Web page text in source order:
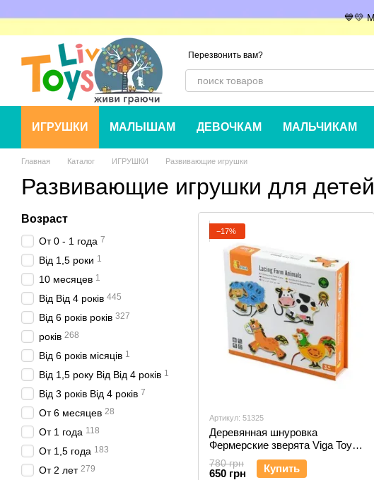
💙💛
Перезвонить вам?
ИГРУШКИ МАЛЫШАМ ДЕВОЧКАМ МАЛЬЧИКАМ
Главная Каталог ИГРУШКИ Развивающие игрушки
Развивающие игрушки для детей
−17%
Артикул: 51325
Деревянная шнуровка
Фермерские зверята Viga Toys
(51325)
780 грн
650 грн Купить
Возраст
От 0 - 1 года 7
Від 1,5 роки 1
10 месяцев 1
Від Від 4 років 445
Від 6 років років 327
років 268
Від 6 років місяців 1
Від 1,5 року Від Від 4 років 1
Від 3 років Від 4 років 7
От 6 месяцев 28
От 1 года 118
От 1,5 года 183
От 2 лет 279